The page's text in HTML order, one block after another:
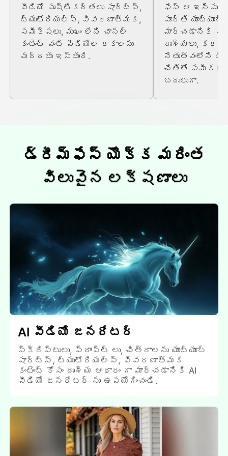
వీడియో సృష్టికర్తలు షార్ట్స్,
ట్యుటోరియల్స్, వివరణాత్మక,
సమీక్షలు, ముఖం లేని ఛానల్
కంటెంట్ వంటి వీడియోల రకాలను
మద్దతు ఇస్తుంది.
ఫేస్ ఆ ఇన్పుట్
పూర్తి
మార్చడానికి
దృశ్యాలు,
నేతృత్వంలోని
చేతితో
బదులుగా.
డ్రీమ్ఫేస్ యొక్క మరింత
విలువైన లక్షణాలు
AI వీడియో జనరేటర్
స్క్రిప్టులు, ప్రాంప్ట్ లు, చిత్రాలను యూట్యూబ్
షార్ట్స్, ట్యుటోరియల్స్, వివరణాత్మక
కంటెంట్ కోసం దృశ్య ఆధారం గా మార్చడానికి AI
వీడియో జనరేటర్ ను ఉపయోగించండి.